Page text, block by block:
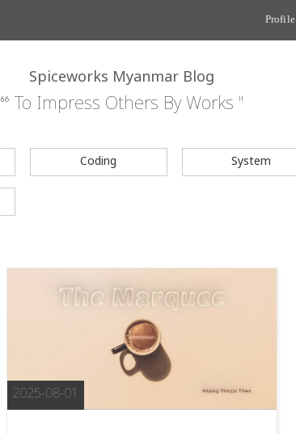
Profile
Spiceworks Myanmar Blog
“ To Impress Others By Works "
Coding System
2025-08-01